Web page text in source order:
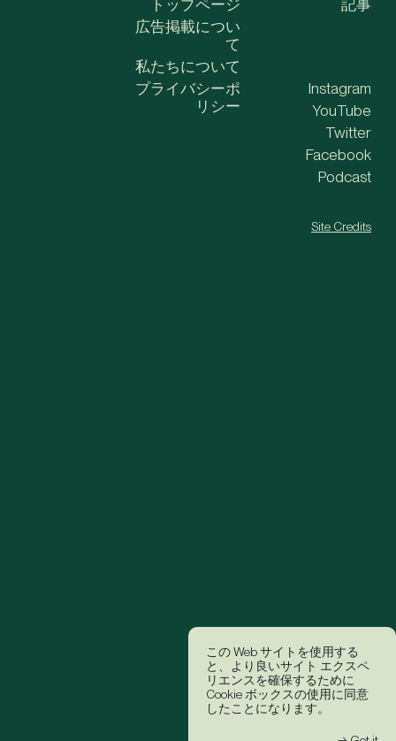
この Web サイトを使用する
と、より良いサイト エクスペ
リエンスを確保するために
Cookie ボックスの使用に同意
したことになります。
トップページ
広告掲載につい
て
私たちについて
記事
プライバシーポ
リシー
Instagram
YouTube
Twitter
Facebook
Podcast
Site Credits